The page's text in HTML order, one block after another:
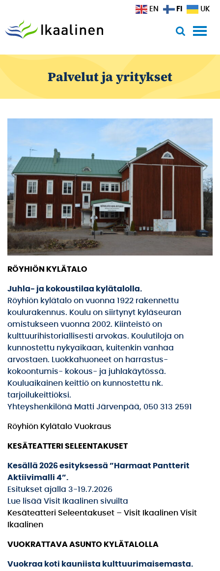
Palvelut ja yritykset
RÖYHIÖN KYLÄTALO
Juhla- ja kokoustilaa kylätalolla.
Röyhiön kylätalo on vuonna 1922 rakennettu
koulurakennus. Koulu on siirtynyt kyläseuran
omistukseen vuonna 2002. Kiinteistö on
kulttuurihistoriallisesti arvokas. Koulutiloja on
kunnostettu nykyaikaan, kuitenkin vanhaa
arvostaen. Luokkahuoneet on harrastus-
kokoontumis- kokous- ja juhlakäytössä.
Kouluaikainen keittiö on kunnostettu nk.
tarjoilukeittiöksi.
Yhteyshenkilönä Matti Järvenpää, 050 313 2591
Röyhiön Kylätalo Vuokraus
KESÄTEATTERI SELEENTAKUSET
Kesällä 2026 esityksessä ”Harmaat Pantterit
Aktiivimalli 4”.
Esitukset ajalla 3-19.7.2026
Lue lisää Visit Ikaalinen sivuilta
Kesäteatteri Seleentakuset – Visit Ikaalinen Visit
Ikaalinen
VUOKRATTAVA ASUNTO KYLÄTALOLLA
Vuokraa koti kauniista kulttuurimaisemasta.
EN FI UK